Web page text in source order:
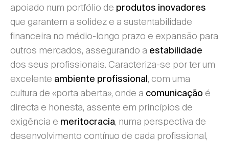
apoiado num portfólio de produtos inovadores
que garantem a solidez e a sustentabilidade
financeira no médio-longo prazo e expansão para
outros mercados, assegurando a estabilidade
dos seus profissionais. Caracteriza-se por ter um
excelente ambiente profissional, com uma
cultura de «porta aberta», onde a comunicação é
directa e honesta, assente em princípios de
exigência e meritocracia, numa perspectiva de
desenvolvimento contínuo de cada profissional,